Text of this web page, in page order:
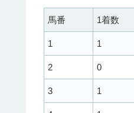
馬番 1着数
1 1
2 0
3 1